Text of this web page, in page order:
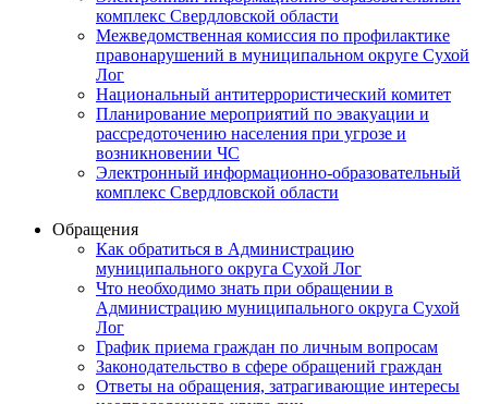
комплекс Cвердловской области
Межведомственная комиссия по профилактике
правонарушений в муниципальном округе Сухой
Лог
Национальный антитеррористический комитет
Планирование мероприятий по эвакуации и
рассредоточению населения при угрозе и
возникновении ЧС
Электронный информационно-образовательный
комплекс Свердловской области
Обращения
Как обратиться в Администрацию
муниципального округа Сухой Лог
Что необходимо знать при обращении в
Администрацию муниципального округа Сухой
Лог
График приема граждан по личным вопросам
Законодательство в сфере обращений граждан
Ответы на обращения, затрагивающие интересы